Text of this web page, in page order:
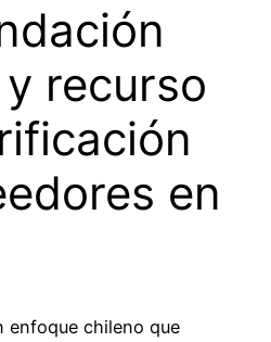
recurso
en
enfoque chileno que